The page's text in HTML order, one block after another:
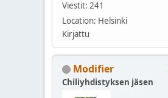
Viestit: 241
Location: Helsinki
Kirjattu
Modifier
Chiliyhdistyksen jäsen